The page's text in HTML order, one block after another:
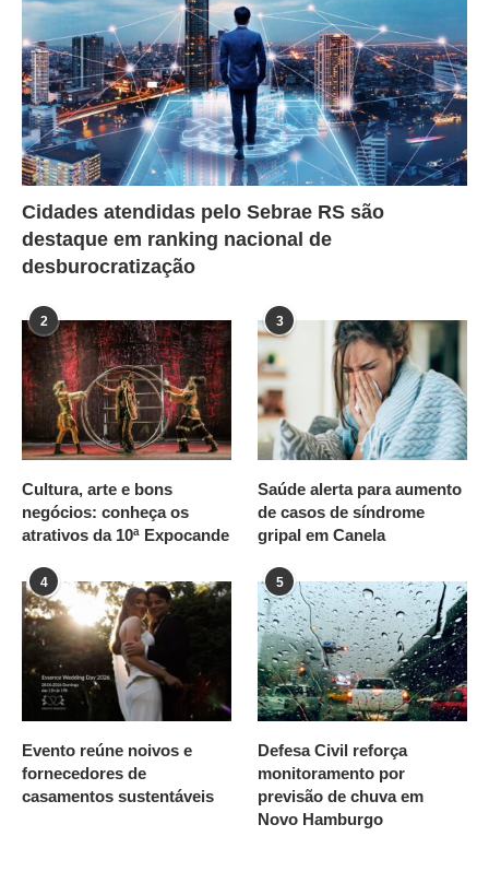
Cidades atendidas pelo Sebrae RS são
destaque em ranking nacional de
desburocratização
2
Cultura, arte e bons
negócios: conheça os
atrativos da 10ª Expocande
3
Saúde alerta para aumento
de casos de síndrome
gripal em Canela
4
Evento reúne noivos e
fornecedores de
casamentos sustentáveis
5
Defesa Civil reforça
monitoramento por
previsão de chuva em
Novo Hamburgo